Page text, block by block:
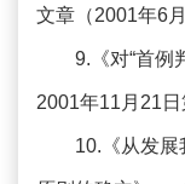
文章（2001年6月
9.《对“首例
2001年11月21日
10.《从发